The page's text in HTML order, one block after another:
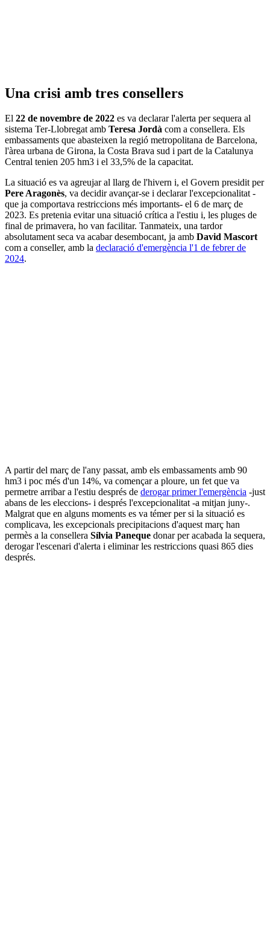
Una crisi amb tres consellers
El 22 de novembre de 2022 es va declarar l'alerta per sequera al
sistema Ter-Llobregat amb Teresa Jordà com a consellera. Els
embassaments que abasteixen la regió metropolitana de Barcelona,
l'àrea urbana de Girona, la Costa Brava sud i part de la Catalunya
Central tenien 205 hm3 i el 33,5% de la capacitat.
La situació es va agreujar al llarg de l'hivern i, el Govern presidit per
Pere Aragonès, va decidir avançar-se i declarar l'excepcionalitat -
que ja comportava restriccions més importants- el 6 de març de
2023. Es pretenia evitar una situació crítica a l'estiu i, les pluges de
final de primavera, ho van facilitar. Tanmateix, una tardor
absolutament seca va acabar desembocant, ja amb David Mascort
com a conseller, amb la declaració d'emergència l'1 de febrer de
2024.
A partir del març de l'any passat, amb els embassaments amb 90
hm3 i poc més d'un 14%, va començar a ploure, un fet que va
permetre arribar a l'estiu després de derogar primer l'emergència -just
abans de les eleccions- i després l'excepcionalitat -a mitjan juny-.
Malgrat que en alguns moments es va témer per si la situació es
complicava, les excepcionals precipitacions d'aquest març han
permès a la consellera Sílvia Paneque donar per acabada la sequera,
derogar l'escenari d'alerta i eliminar les restriccions quasi 865 dies
després.